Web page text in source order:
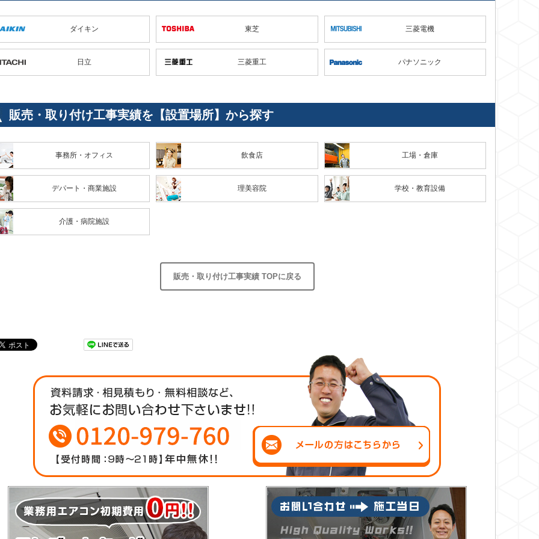
ダイキン 東芝 三菱電機
日立 三菱重工 パナソニック
販売・取り付け工事実績を【設置場所】から探す
事務所・オフィス 飲食店 工場・倉庫
デパート・商業施設 理美容院 学校・教育設備
介護・病院施設
販売・取り付け工事実績 TOPに戻る